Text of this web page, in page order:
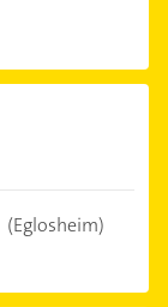
(Eglosheim)